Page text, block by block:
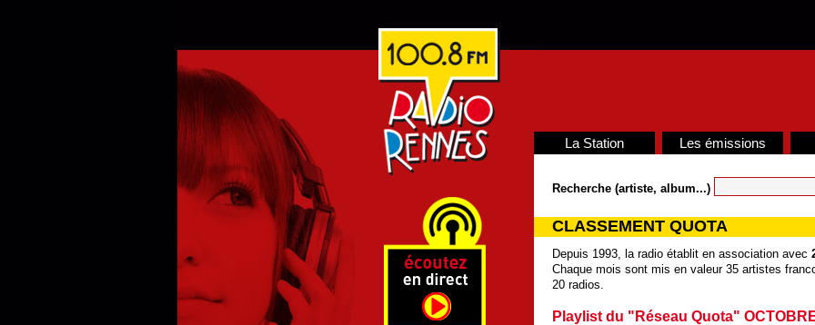
La Station Les émissions
Recherche (artiste, album...)
CLASSEMENT QUOTA
Depuis 1993, la radio établit en association avec
Chaque mois sont mis en valeur 35 artistes
20 radios.
Playlist du "Réseau Quota"